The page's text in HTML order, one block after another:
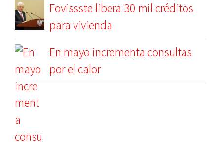
Fovissste libera 30 mil créditos
para vivienda
En mayo incrementa consultas
por el calor